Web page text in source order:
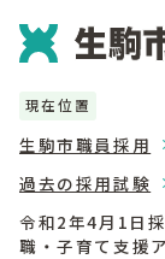
現在位置
生駒市職員採用
過去の採用試験
令和2年4月1日
職・子育て支援